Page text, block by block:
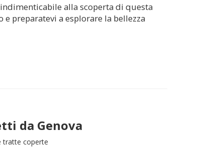
alla scoperta di questa
preparatevi a esplorare la bellezza
da Genova
tratte coperte